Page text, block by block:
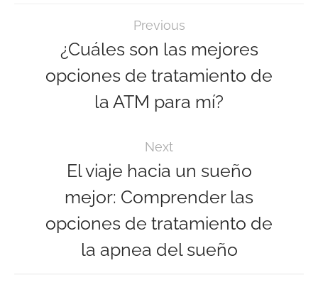
Previous
¿Cuáles son las mejores
opciones de tratamiento de
la ATM para mí?
Next
El viaje hacia un sueño
mejor: Comprender las
opciones de tratamiento de
la apnea del sueño